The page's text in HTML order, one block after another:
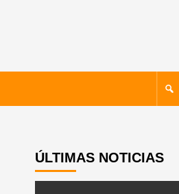
ÚLTIMAS NOTICIAS